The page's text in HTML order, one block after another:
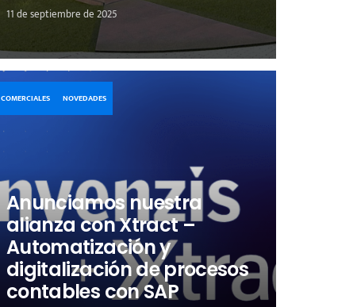
11 de septiembre de 2025
Anunciamos nuestra
alianza con Xtract –
Automatización y
digitalización de procesos
contables con SAP
COMERCIALES NOVEDADES